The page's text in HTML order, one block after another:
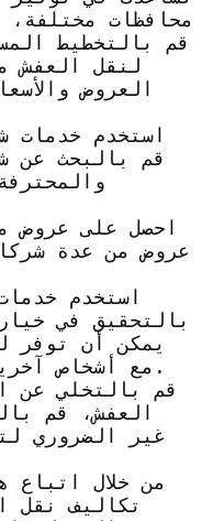
محافظات
لنقل العفش
العروض
قم بالبحث عن
عروض من عدة
بالتحقيق في
يمكن أن توفر
مع أشخاص آخرين ينتقلون في نفس الاتجاه.
العفش، قم
غير الضروري
من خلال اتباع
تكاليف نقل